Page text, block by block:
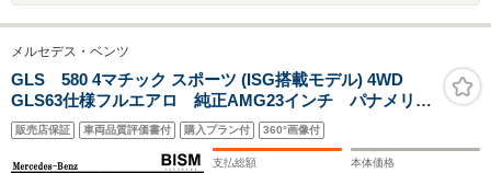
メルセデス・ベンツ
GLS 580 4マチック スポーツ (ISG搭載モデル) 4WD
GLS63仕様フルエアロ 純正AMG23インチ パナメリカ
ーナグリル デジタクインナーミラー アルパイン後席
モニター×2 DVDプレーヤー カープレイ 前後ドラレ
コ パノラマルーフ 360°カメラ オートテールゲート
販売店保証 車両品質評価書付 購入プラン付 360°画像付
支払総額 本体価格